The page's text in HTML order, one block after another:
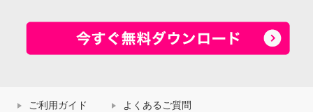
ご利用ガイド よくあるご質問